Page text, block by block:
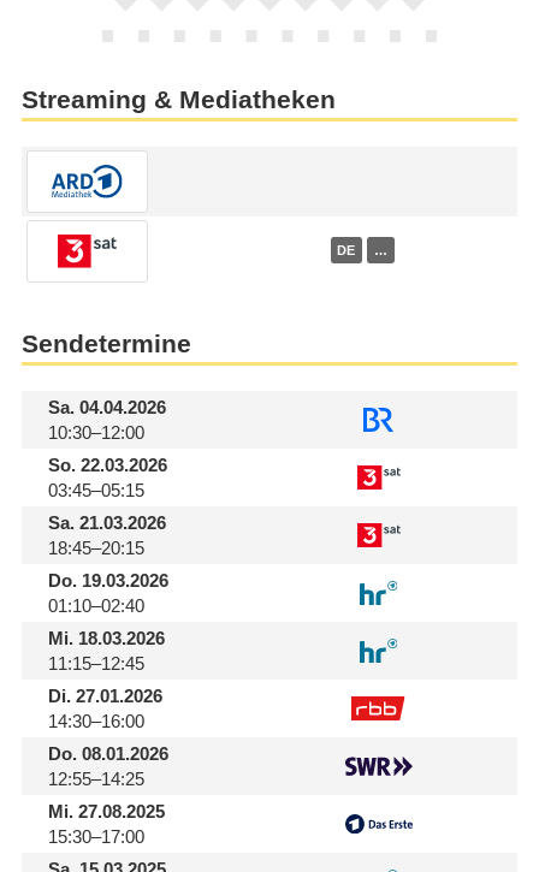
Streaming & Mediatheken
DE …
Sendetermine
Sa.04.04.2026
10:30–12:00
So.22.03.2026
03:45–05:15
Sa.21.03.2026
18:45–20:15
Do.19.03.2026
01:10–02:40
Mi.18.03.2026
11:15–12:45
Di.27.01.2026
14:30–16:00
Do.08.01.2026
12:55–14:25
Mi.27.08.2025
15:30–17:00